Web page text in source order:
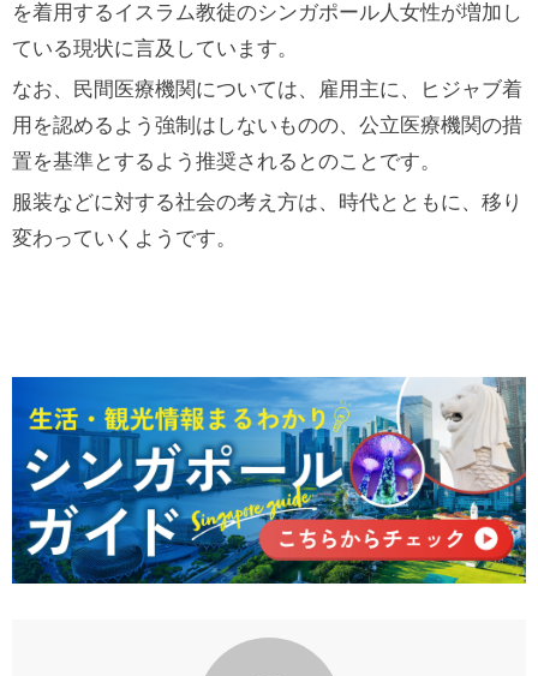
を着用するイスラム教徒のシンガポール人女性が増加し
ている現状に言及しています。
なお、民間医療機関については、雇用主に、ヒジャブ着
用を認めるよう強制はしないものの、公立医療機関の措
置を基準とするよう推奨されるとのことです。
服装などに対する社会の考え方は、時代とともに、移り
変わっていくようです。